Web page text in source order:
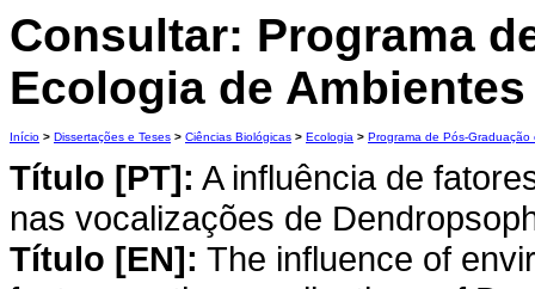
Consultar: Programa
Ecologia de
Início > Dissertações e Teses > Ciências Biológicas > Ecologia > Programa de Pós-
Título [PT]: A influência de
nas vocalizações de
Título [EN]: The influence of